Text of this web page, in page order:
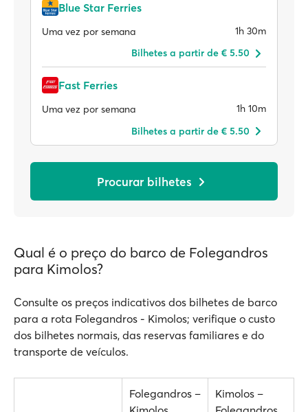
Blue Star Ferries
Uma vez por semana
1h 30m
Bilhetes a partir de € 5.50
Fast Ferries
Uma vez por semana
1h 10m
Bilhetes a partir de € 5.50
Procurar bilhetes
Qual é o preço do barco de Folegandros
para Kimolos?
Consulte os preços indicativos dos bilhetes de barco
para a rota Folegandros - Kimolos; verifique o custo
dos bilhetes normais, das reservas familiares e do
transporte de veículos.
Folegandros –
Kimolos –